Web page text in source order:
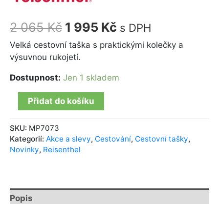
2 065Kč 1 995 Kč s DPH
Velká cestovní taška s praktickými kolečky a
výsuvnou rukojetí.
Dostupnost: Jen 1 skladem
Přidat do košíku
SKU: MP7073
Kategorií: Akce a slevy, Cestování, Cestovní tašky,
Novinky, Reisenthel
Popis